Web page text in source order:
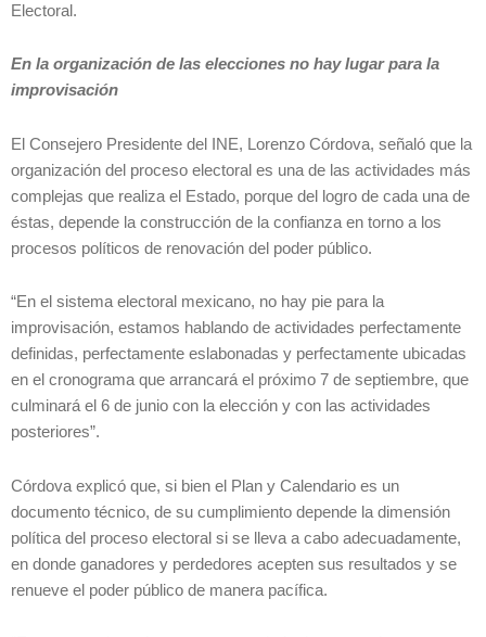
Electoral.
En la organización de las elecciones no hay lugar para la
improvisación
El Consejero Presidente del INE, Lorenzo Córdova, señaló que la
organización del proceso electoral es una de las actividades más
complejas que realiza el Estado, porque del logro de cada una de
éstas, depende la construcción de la confianza en torno a los
procesos políticos de renovación del poder público.
“En el sistema electoral mexicano, no hay pie para la
improvisación, estamos hablando de actividades perfectamente
definidas, perfectamente eslabonadas y perfectamente ubicadas
en el cronograma que arrancará el próximo 7 de septiembre, que
culminará el 6 de junio con la elección y con las actividades
posteriores”.
Córdova explicó que, si bien el Plan y Calendario es un
documento técnico, de su cumplimiento depende la dimensión
política del proceso electoral si se lleva a cabo adecuadamente,
en donde ganadores y perdedores acepten sus resultados y se
renueve el poder público de manera pacífica.